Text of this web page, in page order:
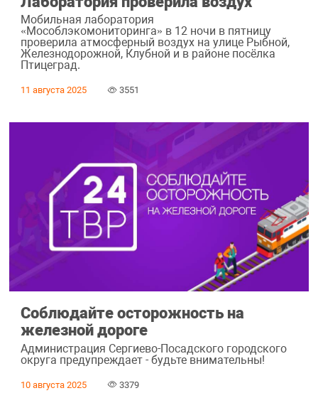
Мобильная лаборатория
«Мособлэкомониторинга» в 12 ночи в пятницу
проверила атмосферный воздух на улице Рыбной,
Железнодорожной, Клубной и в районе посёлка
Птицеград.
11 августа 2025 3551
Соблюдайте осторожность на
железной дороге
Администрация Сергиево-Посадского городского
округа предупреждает - будьте внимательны!
10 августа 2025 3379